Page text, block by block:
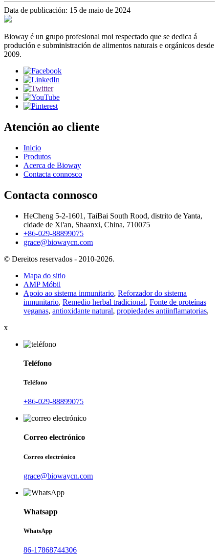
Data de publicación: 15 de maio de 2024
Bioway é un grupo profesional moi respectado que se dedica á
produción e subministración de alimentos naturais e orgánicos desde
2009.
Atención ao cliente
Inicio
Produtos
Acerca de Bioway
Contacta connosco
Contacta connosco
HeCheng 5-2-1601, TaiBai South Rood, distrito de Yanta,
cidade de Xi'an, Shaanxi, China, 710075
+86-029-88899075
grace@biowaycn.com
© Dereitos reservados - 2010-2026.
Mapa do sitio
AMP Móbil
Apoio ao sistema inmunitario, Reforzador do sistema
inmunitario, Remedio herbal tradicional, Fonte de proteínas
veganas, antioxidante natural, propiedades antiinflamatorias,
x
Teléfono
Teléfono
+86-029-88899075
Correo electrónico
Correo electrónico
grace@biowaycn.com
Whatsapp
WhatsApp
86-17868744306